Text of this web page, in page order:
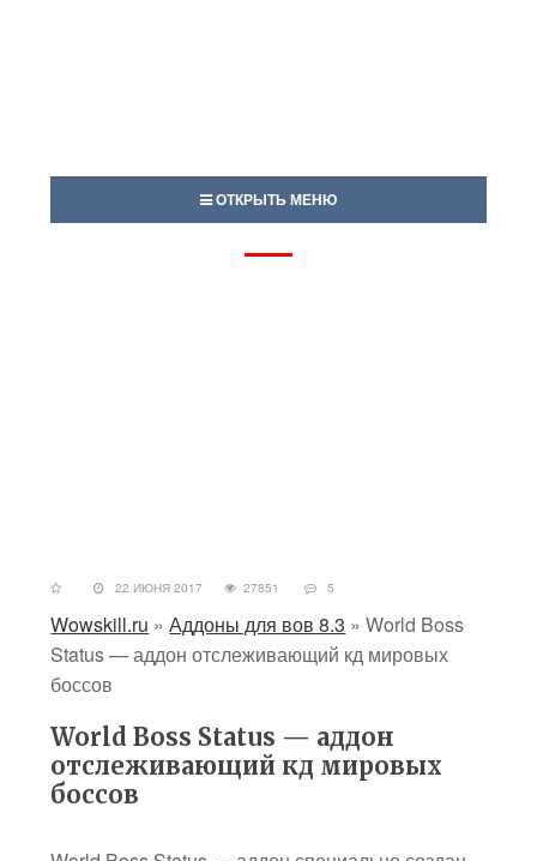
ОТКРЫТЬ МЕНЮ
22 ИЮНЯ 2017 27851 5
Wowskill.ru »Аддоны для вов 8.3 »World Boss
Status — аддон отслеживающий кд мировых
боссов
World Boss Status — аддон
отслеживающий кд мировых
боссов